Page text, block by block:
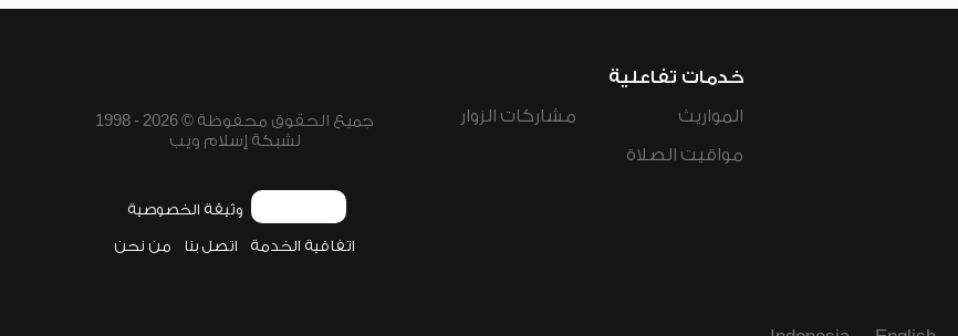
خدمات تفاعلية
المواريث
مواقيت الصلاة
مشاركات الزوار
جميع الحقوق محفوظة © 2026 - 1998
لشبكة إسلام ويب
وثيقة الخصوصية
اتفاقية الخدمة اتصل بنا من نحن